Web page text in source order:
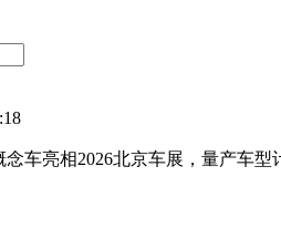
念车亮相2026北京车展，量产车